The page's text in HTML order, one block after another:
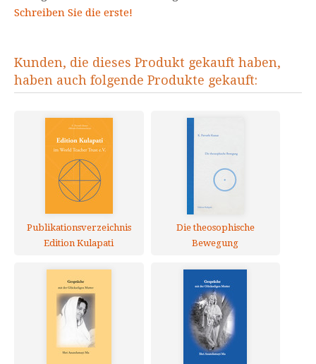
Schreiben Sie die erste!
Kunden, die dieses Produkt gekauft haben,
haben auch folgende Produkte gekauft:
Publikationsverzeichnis
Edition Kulapati
Die theosophische
Bewegung